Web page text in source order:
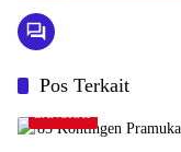
Pos Terkait